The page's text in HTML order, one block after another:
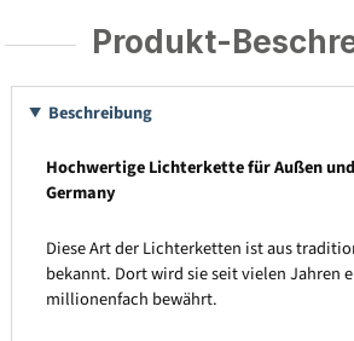
Produkt-
Beschreibung
Hochwertige Lichterkette für Außen
Germany
Diese Art der Lichterketten ist aus
bekannt. Dort wird sie seit vielen Jahren
millionenfach bewährt.